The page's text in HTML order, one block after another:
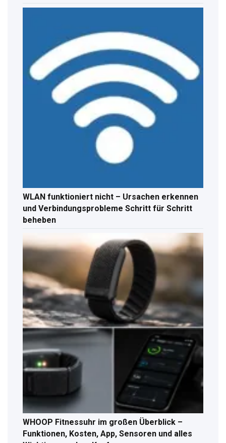
WLAN funktioniert nicht – Ursachen erkennen
und Verbindungsprobleme Schritt für Schritt
beheben
WHOOP Fitnessuhr im großen Überblick –
Funktionen, Kosten, App, Sensoren und alles